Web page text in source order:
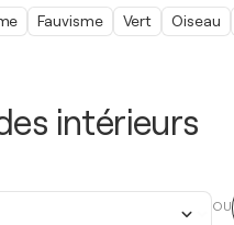
intérieurs
OU
Fauvisme Vert Oiseau